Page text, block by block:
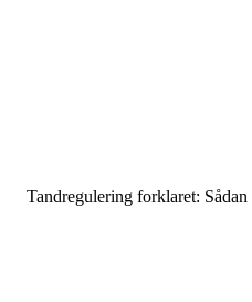
Tandregulering forklaret: